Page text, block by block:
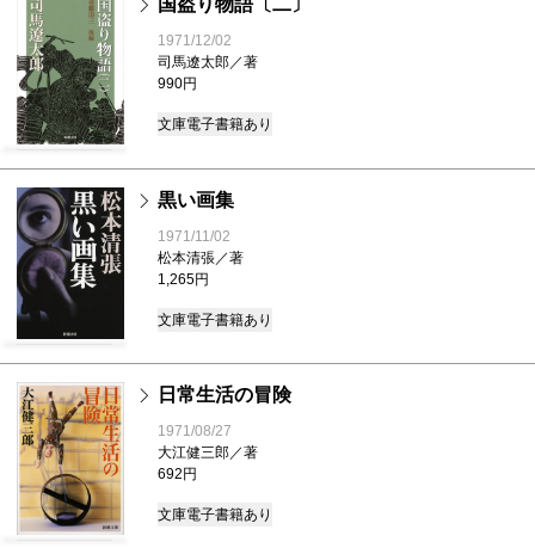
国盗り物語〔二〕
1971/12/02
司馬遼太郎／著
990円
文庫電子書籍あり
黒い画集
1971/11/02
松本清張／著
1,265円
文庫電子書籍あり
日常生活の冒険
1971/08/27
大江健三郎／著
692円
文庫電子書籍あり